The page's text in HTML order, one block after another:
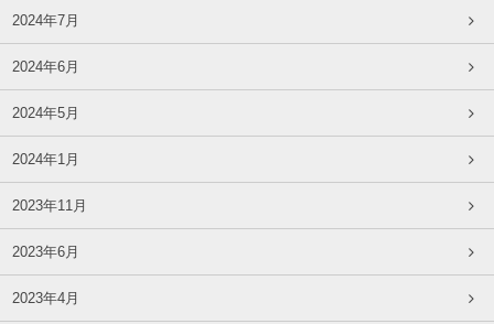
2024年7月
2024年6月
2024年5月
2024年1月
2023年11月
2023年6月
2023年4月